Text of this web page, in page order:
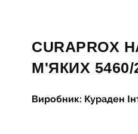
CURAPROX
М'ЯКИХ 5460/
Виробник: Кураден